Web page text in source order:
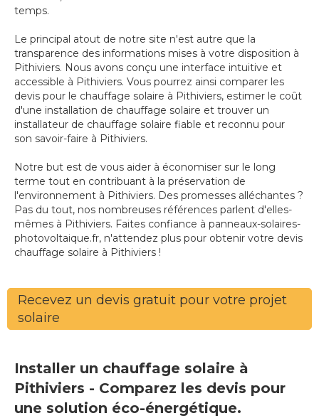
temps.
Le principal atout de notre site n'est autre que la
transparence des informations mises à votre disposition à
Pithiviers. Nous avons conçu une interface intuitive et
accessible à Pithiviers. Vous pourrez ainsi comparer les
devis pour le chauffage solaire à Pithiviers, estimer le coût
d'une installation de chauffage solaire et trouver un
installateur de chauffage solaire fiable et reconnu pour
son savoir-faire à Pithiviers.
Notre but est de vous aider à économiser sur le long
terme tout en contribuant à la préservation de
l'environnement à Pithiviers. Des promesses alléchantes ?
Pas du tout, nos nombreuses références parlent d'elles-
mêmes à Pithiviers. Faites confiance à panneaux-solaires-
photovoltaique.fr, n'attendez plus pour obtenir votre devis
chauffage solaire à Pithiviers !
Recevez un devis gratuit pour votre projet
solaire
Installer un chauffage solaire à
Pithiviers - Comparez les devis pour
une solution éco-énergétique.